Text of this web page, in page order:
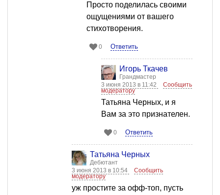
Просто поделилась своими
ощущениями от вашего
стихотворения.
0 Ответить
Игорь Ткачев
Грандмастер
3 июня 2013 в 11:42
Сообщить
модератору
Татьяна Черных, и я
Вам за это признателен.
0 Ответить
Татьяна Черных
Дебютант
3 июня 2013 в 10:54
Сообщить
модератору
уж простите за офф-топ, пусть